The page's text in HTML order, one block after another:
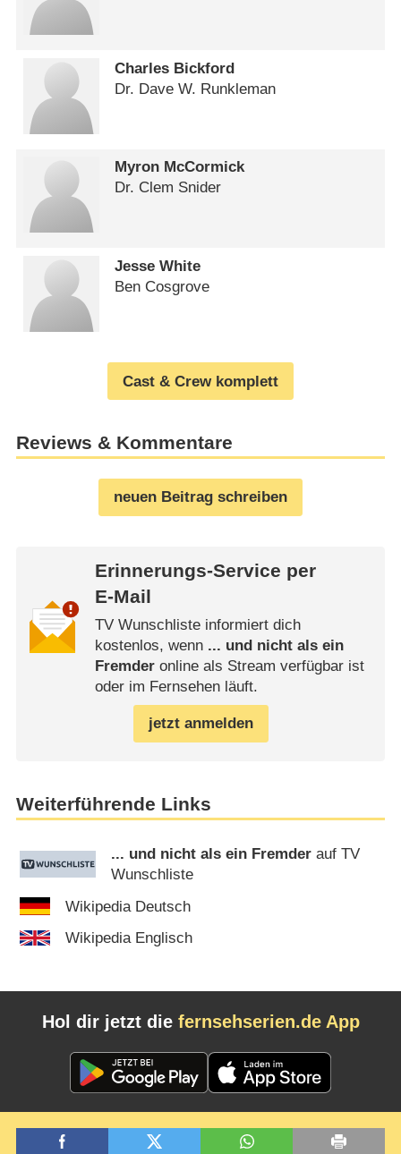
Charles Bickford
Dr. Dave W. Runkleman
Myron McCormick
Dr. Clem Snider
Jesse White
Ben Cosgrove
Cast & Crew komplett
Reviews & Kommentare
neuen Beitrag schreiben
Erinnerungs-Service per
E-Mail
TV Wunschliste informiert dich
kostenlos, wenn ... und nicht als ein
Fremderonline als Stream verfügbar ist
oder im Fernsehen läuft.
jetzt anmelden
Weiterführende Links
... und nicht als ein Fremder auf TV
Wunschliste
Wikipedia Deutsch
Wikipedia Englisch
Hol dir jetzt die fernsehserien.de App